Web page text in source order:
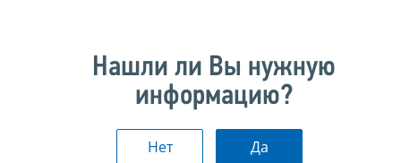
Нашли ли Вы нужную
информацию?
Нет Да